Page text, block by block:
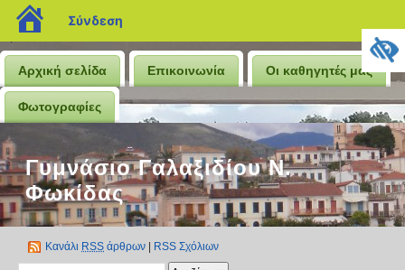
blogs.sch.gr
Σύνδεση
Αρχική σελίδα Επικοινωνία Οι καθηγητές μας
Φωτογραφίες
Γυμνάσιο Γαλαξιδίου Ν.
Φωκίδας
Κανάλι RSS άρθρων RSS Σχόλιων